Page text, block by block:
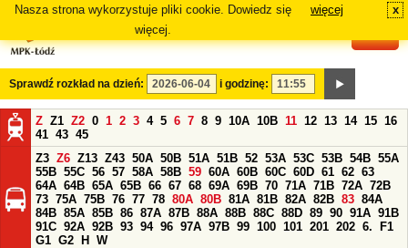
Nasza strona wykorzystuje pliki cookie. Dowiedz się
więcej.
więcej x
Sprawdź rozkład na dzień: i godzinę:
Z Z1 Z2 0 1 2 3 4 5 6 7 8 9 10A 10B 11 12 13 14 15 16
41 43 45
Z3 Z6 Z13 Z43 50A 50B 51A 51B 52 53A 53C 53B 54B 55A
55B 55C 56 57 58A 58B 59 60A 60B 60C 60D 61 62 63
64A 64B 65A 65B 66 67 68 69A 69B 70 71A 71B 72A 72B
73 75A 75B 76 77 78 80A 80B 81A 81B 82A 82B 83 84A
84B 85A 85B 86 87A 87B 88A 88B 88C 88D 89 90 91A 91B
91C 92A 92B 93 94 96 97A 97B 99 100 101 201 202 6.
F1
G1 G2 H
W